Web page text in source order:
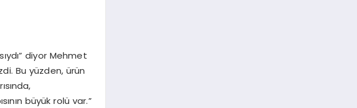
diyor Mehmet
Bu yüzden, ürün
büyük rolü var.”